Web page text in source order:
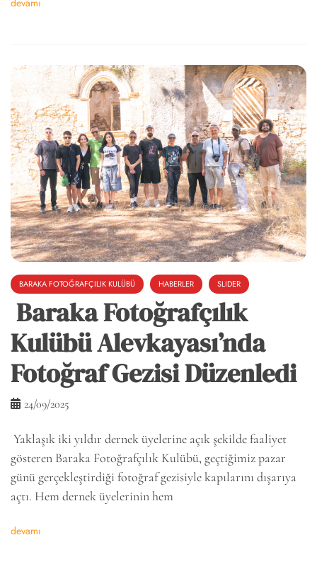
BARAKA FOTOĞRAFÇILIK KULÜBÜ HABERLER SLIDER
Baraka Fotoğrafçılık
Kulübü Alevkayası’nda
Fotoğraf Gezisi Düzenledi
24/09/2025
Yaklaşık iki yıldır dernek üyelerine açık şekilde faaliyet
gösteren Baraka Fotoğrafçılık Kulübü, geçtiğimiz pazar
günü gerçekleştirdiği fotoğraf gezisiyle kapılarını dışarıya
açtı. Hem dernek üyelerinin hem
devamı